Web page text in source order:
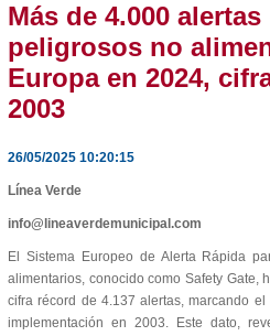
Más de 4.000
peligrosos no
Europa en 2024,
2003
26/05/2025 10:20:15
Línea Verde
info@lineaverdemunicipal.com
El Sistema Europeo de Alerta Rápida
alimentarios, conocido como Safety Gate,
cifra récord de 4.137 alertas, marcando
implementación en 2003. Este dato,